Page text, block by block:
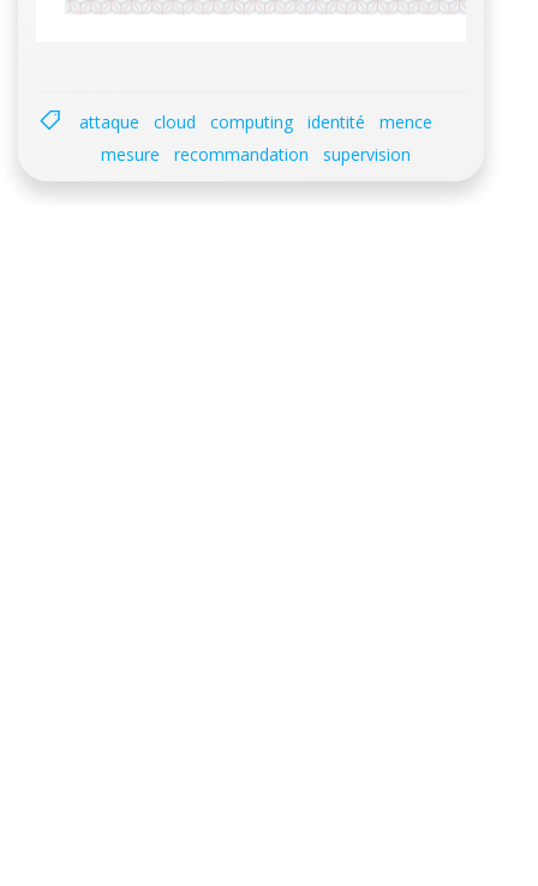
attaque cloud computing identité
mence
mesure
recommandation supervision